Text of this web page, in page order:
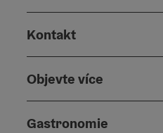
Kontakt
Objevte více
Gastronomie